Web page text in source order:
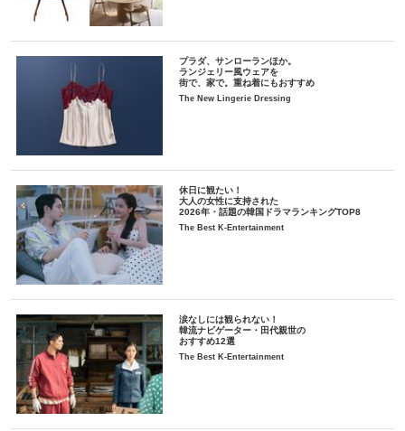
プラダ、サンローランほか。
ランジェリー風ウェアを
街で、家で。重ね着にもおすすめ
The New Lingerie Dressing
休日に観たい！
大人の女性に支持された
2026年・話題の韓国ドラマランキングTOP8
The Best K-Entertainment
涙なしには観られない！
韓流ナビゲーター・田代親世の
おすすめ12選
The Best K-Entertainment